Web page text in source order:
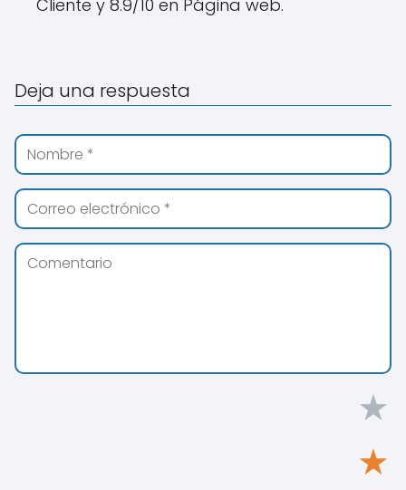
Cliente y 8.9/10 en Página web.
Deja una respuesta
★
★